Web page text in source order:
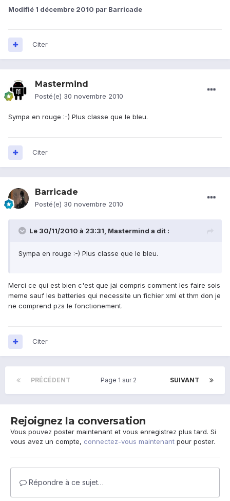
Modifié 1 décembre 2010 par Barricade
Citer
Mastermind
Posté(e) 30 novembre 2010
Sympa en rouge :-) Plus classe que le bleu.
Citer
Barricade
Posté(e) 30 novembre 2010
Le 30/11/2010 à 23:31, Mastermind a dit :
Sympa en rouge :-) Plus classe que le bleu.
Merci ce qui est bien c'est que jai compris comment les faire sois
meme sauf les batteries qui necessite un fichier xml et thm don je
ne comprend pzs le fonctionement.
Citer
PRÉCÉDENT SUIVANT
Page 1 sur 2
Rejoignez la conversation
Vous pouvez poster maintenant et vous enregistrez plus tard. Si
vous avez un compte, connectez-vous maintenant pour poster.
Répondre à ce sujet…